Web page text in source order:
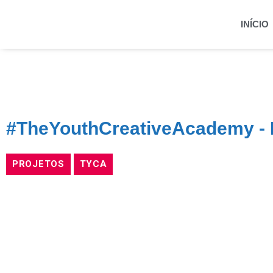
INÍCIO
#TheYouthCreativeAcademy
PROJETOS TYCA